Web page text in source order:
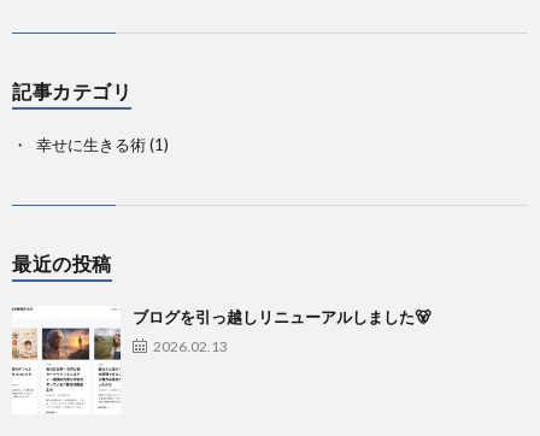
記事カテゴリ
幸せに生きる術(1)
最近の投稿
ブログを引っ越しリニューアルしました🐻
2026.02.13